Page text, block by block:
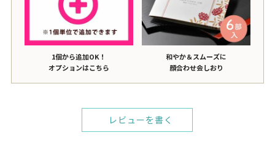
1個から追加OK！
オプションはこちら
和やか＆スムーズに
顔合わせ会しおり
レビューを書く